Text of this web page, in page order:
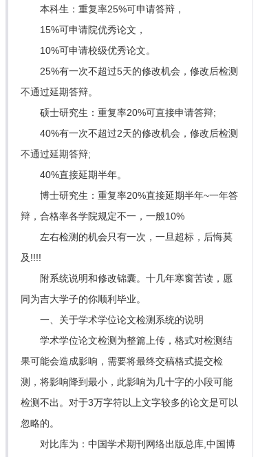
本科生：重复率25%可申请答辩，
15%可申请院优秀论文，
10%可申请校级优秀论文。
25%有一次不超过5天的修改机会，修改后检测
不通过延期答辩。
硕士研究生：重复率20%可直接申请答辩;
40%有一次不超过2天的修改机会，修改后检测
不通过延期答辩;
40%直接延期半年。
博士研究生：重复率20%直接延期半年~一年答
辩，合格率各学院规定不一，一般10%
左右检测的机会只有一次，一旦超标，后悔莫
及!!!!
附系统说明和修改锦囊。十几年寒窗苦读，愿
同为吉大学子的你顺利毕业。
一、关于学术学位论文检测系统的说明
学术学位论文检测为整篇上传，格式对检测结
果可能会造成影响，需要将最终交稿格式提交检
测，将影响降到最小，此影响为几十字的小段可能
检测不出。对于3万字符以上文字较多的论文是可以
忽略的。
对比库为：中国学术期刊网络出版总库,中国博